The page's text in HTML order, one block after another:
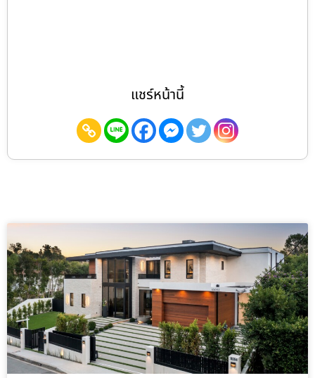
แชร์หน้านี้